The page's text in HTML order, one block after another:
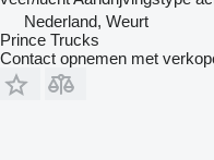
Nederland, Weurt
Prince Trucks
Contact opnemen met